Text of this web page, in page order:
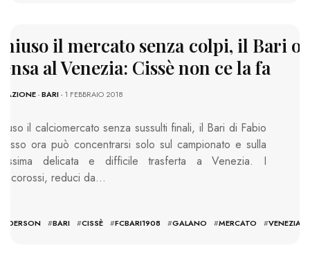
il mercato senza colpi, il Bari
al Venezia: Cissè non ce la fa
-BARI- 1 FEBBRAIO 2018
il calciomercato senza sussulti finali, il Bari di Fabio
ora può concentrarsi solo sul campionato e sulla
delicata e difficile trasferta a Venezia. I
reduci da…
#BARI #CISSÈ #FCBARI1908 #GALANO #MERCATO #VENEZIA